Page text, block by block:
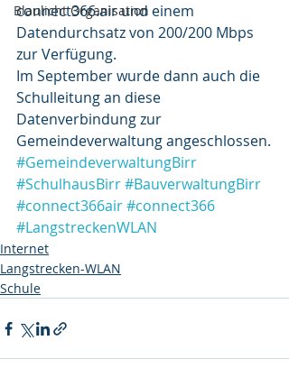
Blaulicht Organisation
connect366.air und einem
Datendurchsatz von 200/200 Mbps
zur Verfügung.
Im September wurde dann auch die
Schulleitung an diese
Datenverbindung zur
Gemeindeverwaltung angeschlossen.
#GemeindeverwaltungBirr
#SchulhausBirr#BauverwaltungBirr
#connect366air#connect366
#LangstreckenWLAN
Internet
Langstrecken-WLAN
Schule